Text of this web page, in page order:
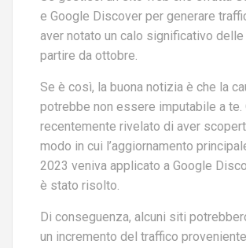
e Google Discover per generare
aver notato un calo significativo
partire da ottobre.
Se è così, la buona notizia è che la
potrebbe non essere imputabile a te.
recentemente rivelato di aver
modo in cui l’aggiornamento
2023 veniva applicato a Google
è stato risolto.
Di conseguenza, alcuni siti
un incremento del traffico